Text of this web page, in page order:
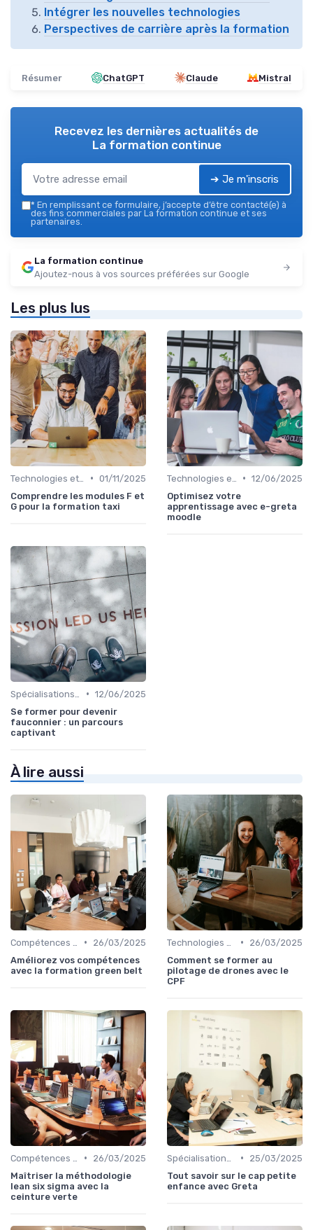
Intégrer les nouvelles technologies
Perspectives de carrière après la formation
Résumer ChatGPT Claude Mistral
Recevez les dernières actualités de
La formation continue
➔ Je m'inscris
* En remplissant ce formulaire, j’accepte d’être contacté(e) à
des fins commerciales par La formation continue et ses
partenaires.
La formation continue
Ajoutez-nous à vos sources préférées sur Google
Les plus lus
• 01/11/2025
Comprendre les modules F et
G pour la formation taxi
• 12/06/2025
Optimisez votre
apprentissage avec e-greta
moodle
• 12/06/2025
Se former pour devenir
fauconnier : un parcours
captivant
À lire aussi
•
26/03/2025
Améliorez vos compétences
avec la formation green belt
•
26/03/2025
Comment se former au
pilotage de drones avec le
CPF
•
26/03/2025
Maîtriser la méthodologie
lean six sigma avec la
ceinture verte
•
25/03/2025
Tout savoir sur le cap petite
enfance avec Greta